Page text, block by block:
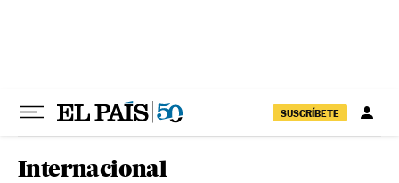
SUSCRÍBETE
Internacional